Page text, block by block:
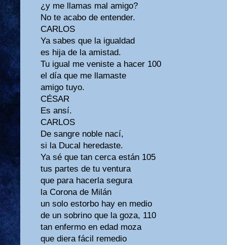
¿y me llamas mal amigo?
No te acabo de entender.
CARLOS
Ya sabes que la igualdad
es hija de la amistad.
Tu igual me veniste a hacer 100
el día que me llamaste
amigo tuyo.
CÉSAR
Es ansí.
CARLOS
De sangre noble nací,
si la Ducal heredaste.
Ya sé que tan cerca están 105
tus partes de tu ventura
que para hacerla segura
la Corona de Milán
un solo estorbo hay en medio
de un sobrino que la goza, 110
tan enfermo en edad moza
que diera fácil remedio